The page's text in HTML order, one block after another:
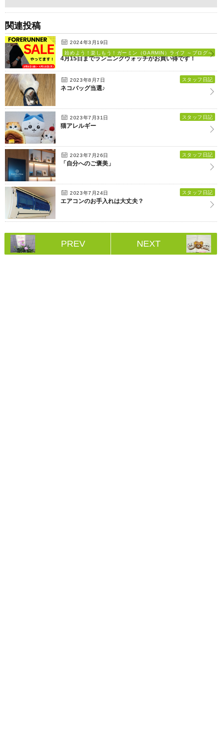
関連投稿
2024年3月19日
始めよう！楽しもう！ガーミン（GARMIN）ライフ ～ブログ～
4月15日までランニングウォッチがお買い得です！
2023年8月7日 スタッフ日記
ネコバッグ当選♪
2023年7月31日 スタッフ日記
猫アレルギー
2023年7月26日 スタッフ日記
「自分へのご褒美」
2023年7月24日 スタッフ日記
エアコンのお手入れは大丈夫？
PREV NEXT